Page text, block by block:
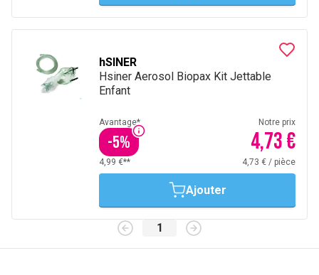
hSINER
Hsiner Aerosol Biopax Kit Jettable
Enfant
Avantage*
-5%
Notre prix
4,73 €
4,99 €** 4,73 € / pièce
Ajouter
1